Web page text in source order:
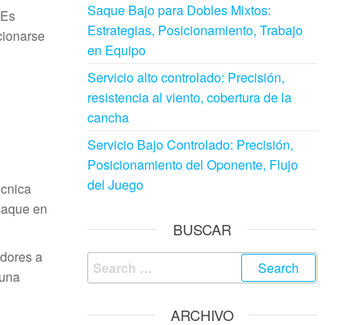
en
a
Saque Bajo para Dobles Mixtos:
Estrategias, Posicionamiento, Trabajo
en Equipo
Servicio alto controlado: Precisión,
resistencia al viento, cobertura de la
cancha
Servicio Bajo Controlado: Precisión,
Posicionamiento del Oponente, Flujo
del Juego
BUSCAR
Search
for:
ARCHIVO